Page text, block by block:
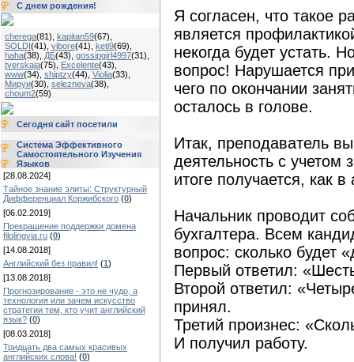
С днем рождения!
cherega(81) kapitan59(67)
SOLDI(41) vibore(41) keti9(69)
haha(38) ДБ(43) gossipgirl4997(31)
tverskaja(75) Excelente(43)
www(34) shiptzy(44) Violia(33)
Мируи(30) selezneva(38)
choum2(59)
Сегодня сайт посетили
Система Эффективного
Самостоятельного Изучения
Языков
[28.08.2024]
Тайное знание элиты: Структурный
Дифференциал Коржибского (0)
[06.02.2019]
Прекращение поддержки домена
filolingvia.ru (0)
[14.08.2018]
Английский без правил! (1)
[13.08.2018]
Прогнозирование - это не чудо, а
технология или зачем искусство
стратегии тем, кто учит английский
язык? (0)
[08.03.2018]
Тридцать два самых красивых
английских слова! (0)
Я согласен, что такое
является
некогда будет устать.
вопрос! Нарушается
чего по окончании
осталось в голове.
Итак, преподаватель
деятельность с
итоге получается, как в
Начальник проводит
бухгалтера. Всем
вопрос: сколько будет
Первый ответил:
Второй ответил:
принял.
Третий произнес:
И получил работу.